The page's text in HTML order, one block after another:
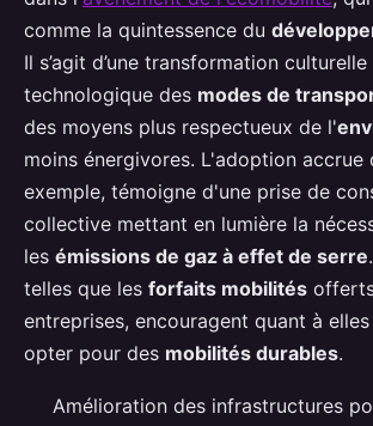
comme la quintessence du
Il s’agit d’une transformation culturelle
technologique des modes de
des moyens plus respectueux de l'
moins énergivores. L'adoption accrue
exemple, témoigne d'une prise de
collective mettant en lumière la
les émissions de gaz à effet de serre
telles que les forfaits mobilités
entreprises, encouragent quant à
opter pour des mobilités durables.
Amélioration des infrastructures